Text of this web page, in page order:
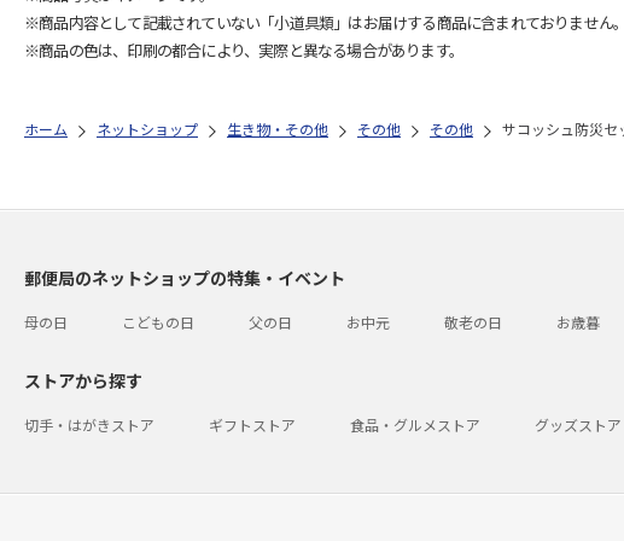
※商品内容として記載されていない「小道具類」はお届けする商品に含まれておりません。
※商品の色は、印刷の都合により、実際と異なる場合があります。
ホーム ネットショップ 生き物・その他 その他 その他 サコッシュ防災
郵便局のネットショップの特集・イベント
母の日 こどもの日 父の日 お中元 敬老の日 お歳暮
ストアから探す
切手・はがきストア ギフトストア 食品・グルメストア グッズストア